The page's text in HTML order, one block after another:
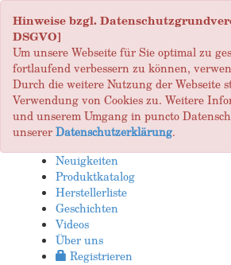
Hinweise bzgl.
DSGVO]
Um unsere Webseite für Sie optimal zu
fortlaufend verbessern zu können,
Durch die weitere Nutzung der Webseite
Verwendung von Cookies zu. Weitere
und unserem Umgang in puncto
unsererDatenschutzerklärung.
Neuigkeiten
Produktkatalog
Herstellerliste
Geschichten
Videos
Über uns
Registrieren